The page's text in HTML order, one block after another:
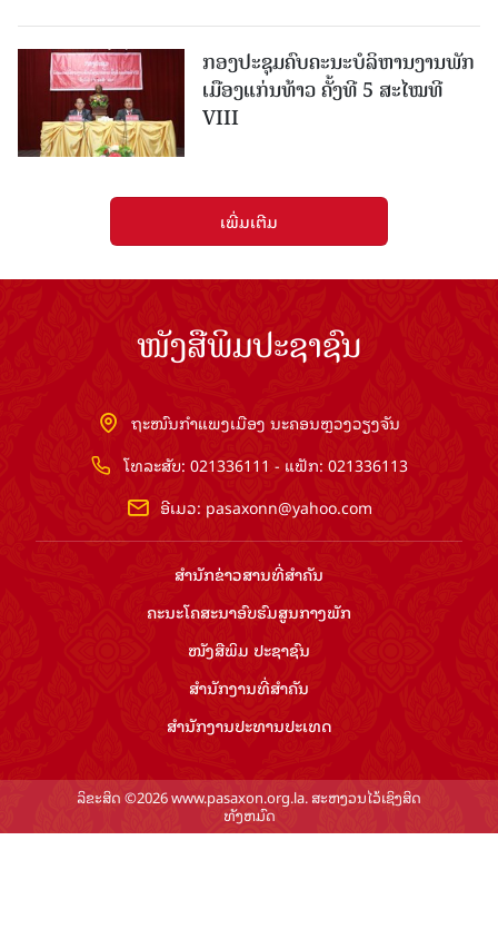
ກອງປະຊຸມຄົບຄະນະບໍລິຫານງານພັກ
ເມືອງແກ່ນ​ທ້າວ ຄັ້ງທີ 5 ສະໄໝທີ
VIII
ເພີ່ມເຕີມ
ໜັງສືພິມປະຊາຊົນ
ຖະໜົນກຳແພງເມືອງ ນະຄອນຫຼວງວຽງຈັນ
ໂທລະສັບ: 021336111 - ແຟັກ: 021336113
ອີເມວ: pasaxonn@yahoo.com
ສຳ​ນັກ​ຂ່າວ​ສານ​ທີ່​ສຳ​ຄັນ​
ຄະນະໂຄສະນາອົບຮົມ​ສູນ​ກາງ​ພັກ
ໜັງສືພິມ ປະ​ຊາ​ຊົນ
ສຳ​ນັກ​ງານ​ທີ່​ສຳ​ຄັນ
ສຳ​ນັກ​ງານ​ປະ​ທານ​ປະ​ເທດ
ລິຂະສິດ ©2026 www.pasaxon.org.la. ສະຫງວນໄວ້ເຊິງສິດ
ທັງຫມົດ